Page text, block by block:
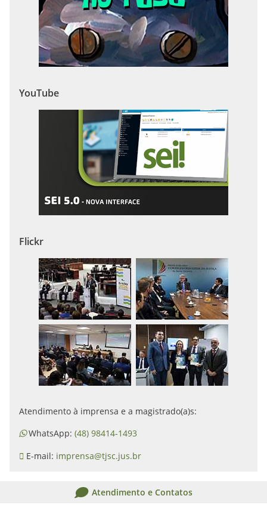
YouTube
Flickr
Atendimento à imprensa e a magistrado(a)s:
WhatsApp: (48) 98414-1493
E-mail: imprensa@tjsc.jus.br
Atendimento e Contatos